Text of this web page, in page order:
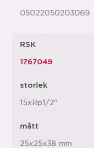
05022050203069
RSK
1767049
storlek
15xRp1/2"
mått
25x25x38 mm